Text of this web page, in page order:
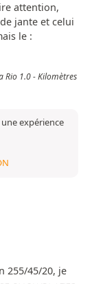
attention,
jante et celui
le :
Rio 1.0 - Kilomètres
expérience
255/45/20, je